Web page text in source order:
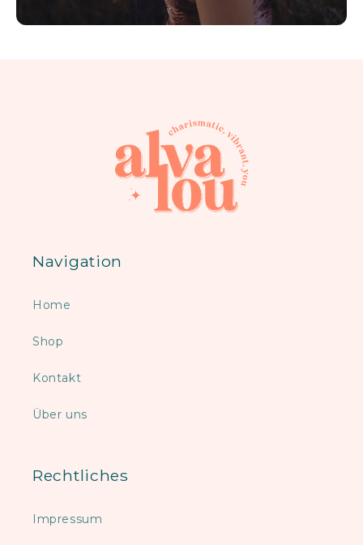
Navigation
Home
Shop
Kontakt
Über uns
Rechtliches
Impressum